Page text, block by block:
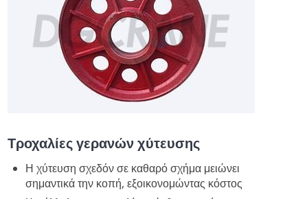
Τροχαλίες γερανών χύτευσης
Η χύτευση σχεδόν σε καθαρό σχήμα μειώνει
σημαντικά την κοπή, εξοικονομώντας κόστος